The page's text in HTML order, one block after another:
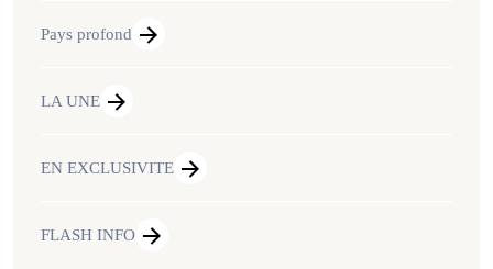
Pays profond
LA UNE
EN EXCLUSIVITE
FLASH INFO